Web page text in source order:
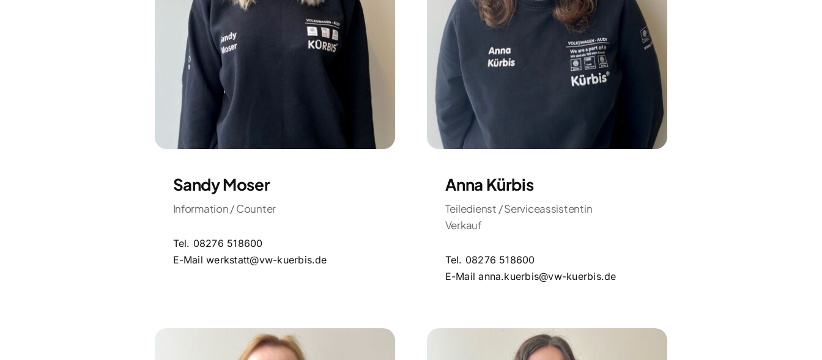
Sandy Moser
Information / Counter
Tel. 08276 518600
E-Mailwerkstatt@vw-kuerbis.de
Anna Kürbis
Teiledienst / Serviceassistentin
Verkauf
Tel. 08276 518600
E-Mailanna.kuerbis@vw-kuerbis.de